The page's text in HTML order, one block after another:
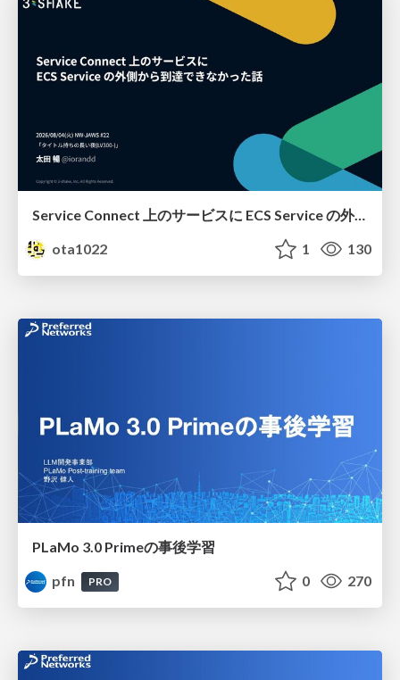
Service Connect 上のサービスに ECS Service の外側から到達できなかった話
ota1022
1 130
PLaMo 3.0 Primeの事後学習
pfn
PRO 0 270